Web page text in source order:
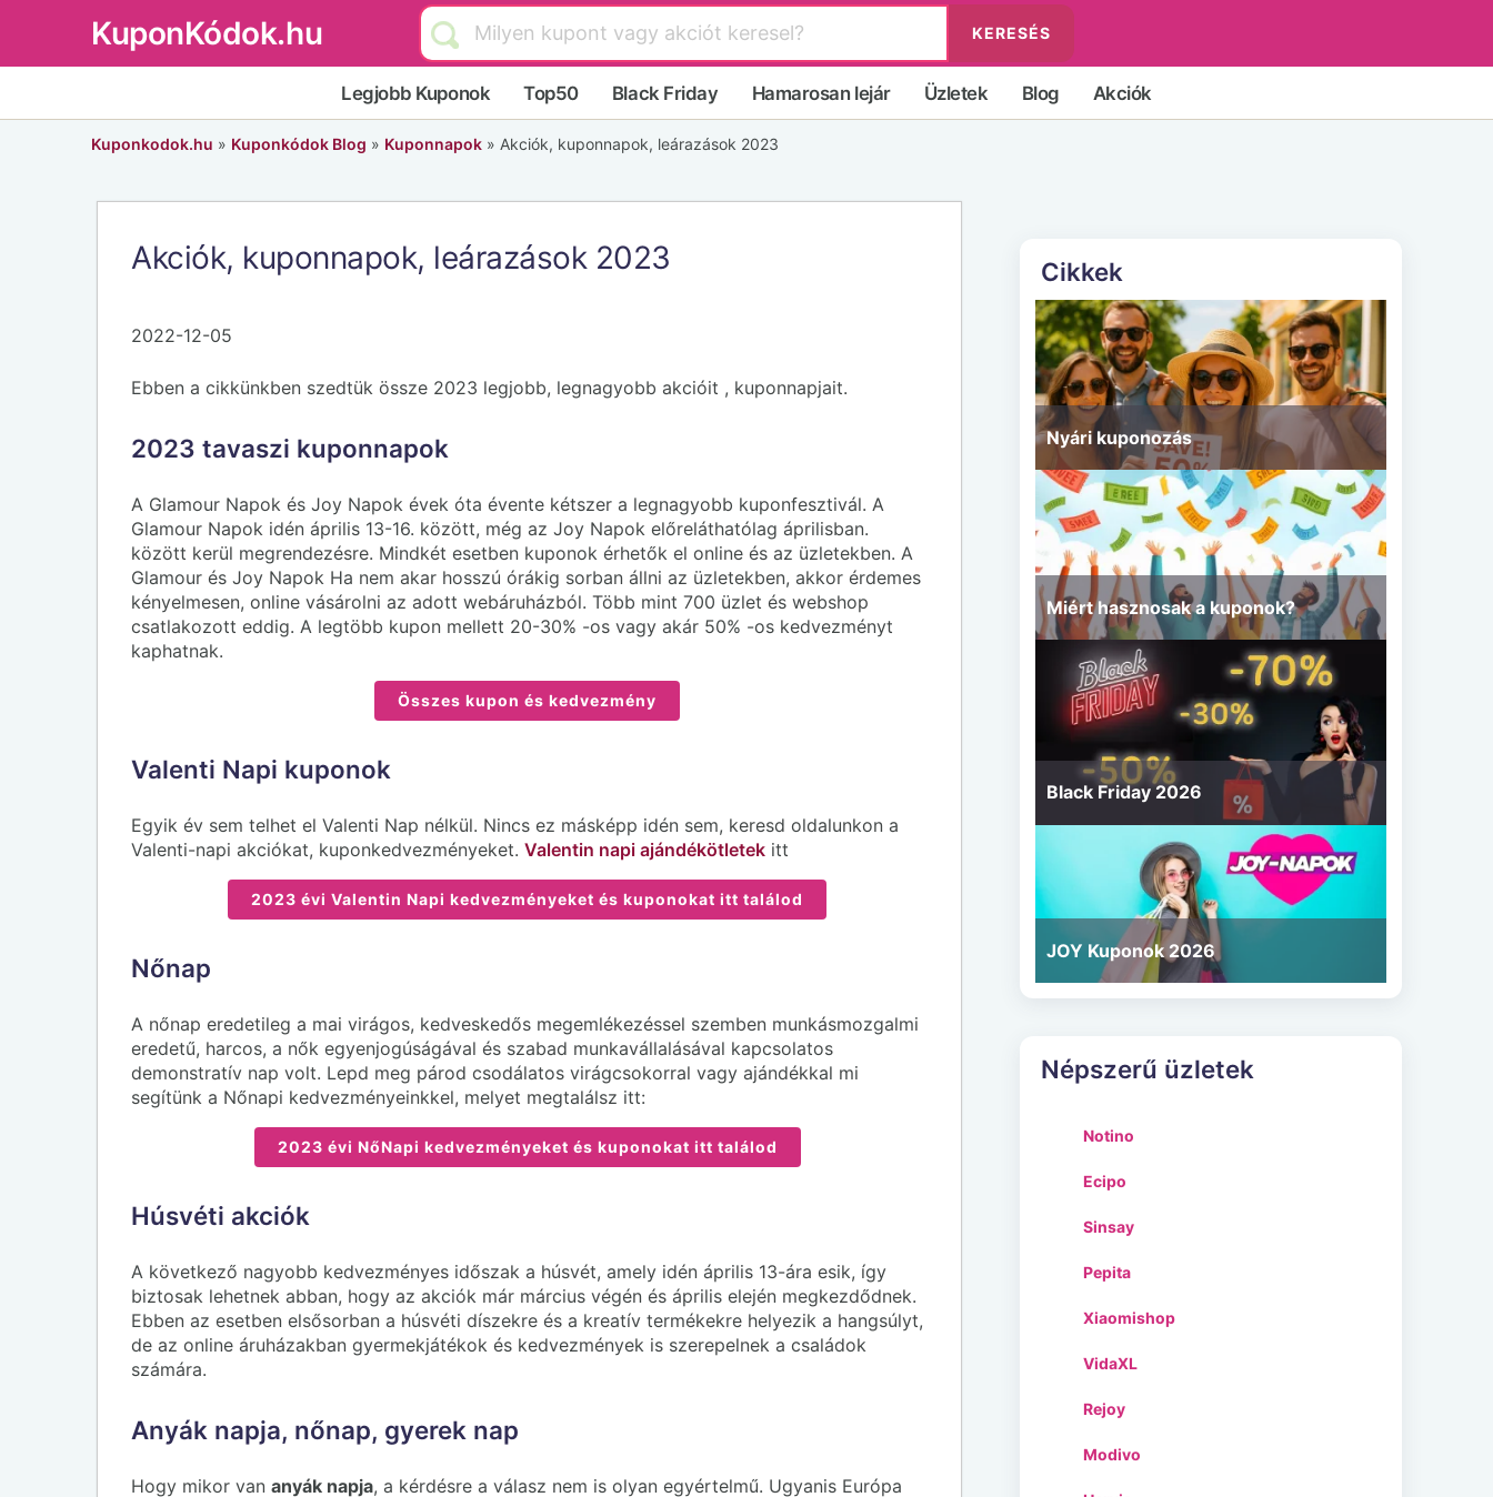
KuponKódok.hu KERESÉS
Legjobb Kuponok Top50 Black Friday Hamarosan lejár Üzletek Blog Akciók
Kuponkodok.hu » Kuponkódok Blog » Kuponnapok » Akciók, kuponnapok, leárazások 2023
Akciók, kuponnapok, leárazások 2023
2022-12-05
Ebben a cikkünkben szedtük össze 2023 legjobb, legnagyobb akcióit , kuponnapjait.
2023 tavaszi kuponnapok
A Glamour Napok és Joy Napok évek óta évente kétszer a legnagyobb kuponfesztivál. A
Glamour Napok idén április 13-16. között, még az Joy Napok előreláthatólag áprilisban.
között kerül megrendezésre. Mindkét esetben kuponok érhetők el online és az üzletekben. A
Glamour és Joy Napok Ha nem akar hosszú órákig sorban állni az üzletekben, akkor érdemes
kényelmesen, online vásárolni az adott webáruházból. Több mint 700 üzlet és webshop
csatlakozott eddig. A legtöbb kupon mellett 20-30% -os vagy akár 50% -os kedvezményt
kaphatnak.
Összes kupon és kedvezmény
Valenti Napi kuponok
Egyik év sem telhet el Valenti Nap nélkül. Nincs ez másképp idén sem, keresd oldalunkon a
Valenti-napi akciókat, kuponkedvezményeket. Valentin napi ajándékötletek itt
2023 évi Valentin Napi kedvezményeket és kuponokat itt találod
Nőnap
A nőnap eredetileg a mai virágos, kedveskedős megemlékezéssel szemben munkásmozgalmi
eredetű, harcos, a nők egyenjogúságával és szabad munkavállalásával kapcsolatos
demonstratív nap volt. Lepd meg párod csodálatos virágcsokorral vagy ajándékkal mi
segítünk a Nőnapi kedvezményeinkkel, melyet megtalálsz itt:
2023 évi NőNapi kedvezményeket és kuponokat itt találod
Húsvéti akciók
A következő nagyobb kedvezményes időszak a húsvét, amely idén április 13-ára esik, így
biztosak lehetnek abban, hogy az akciók már március végén és április elején megkezdődnek.
Ebben az esetben elsősorban a húsvéti díszekre és a kreatív termékekre helyezik a hangsúlyt,
de az online áruházakban gyermekjátékok és kedvezmények is szerepelnek a családok
számára.
Anyák napja, nőnap, gyerek nap
Hogy mikor van anyák napja, a kérdésre a válasz nem is olyan egyértelmű. Ugyanis Európa
Cikkek
Nyári kuponozás
Miért hasznosak a kuponok?
Black Friday 2026
JOY Kuponok 2026
Népszerű üzletek
Notino
Ecipo
Sinsay
Pepita
Xiaomishop
VidaXL
Rejoy
Modivo